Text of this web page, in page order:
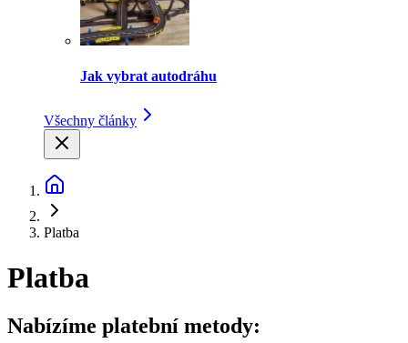
Jak vybrat autodráhu
Všechny články
Platba
Platba
Nabízíme platební metody: